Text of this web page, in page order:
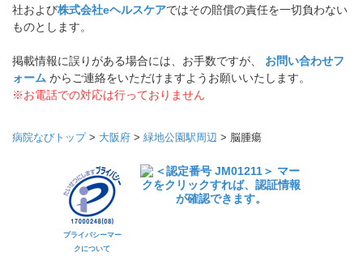
社および株式会社eヘルスケアではその賠償の責任を一切負わない
ものとします。
掲載情報に誤りがある場合には、お手数ですが、 お問い合わせフ
ォーム からご連絡をいただけますようお願いいたします。
※お電話での対応は行っておりません
病院なびトップ> 大阪府 > 緑地公園駅周辺 > 脳腫瘍
プライバシーマー
クについて